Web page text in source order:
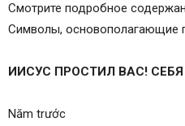
Смотрите подробное
Символы, основополагающие
ИИСУС ПРОСТИЛ ВАС! СЕБЯ
Năm trước